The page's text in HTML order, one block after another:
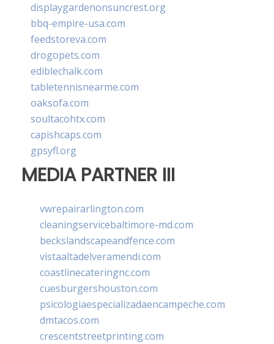
displaygardenonsuncrest.org
bbq-empire-usa.com
feedstoreva.com
drogopets.com
ediblechalk.com
tabletennisnearme.com
oaksofa.com
soultacohtx.com
capishcaps.com
gpsyfl.org
MEDIA PARTNER III
vwrepairarlington.com
cleaningservicebaltimore-md.com
beckslandscapeandfence.com
vistaaltadelveramendi.com
coastlinecateringnc.com
cuesburgershouston.com
psicologiaespecializadaencampeche.com
dmtacos.com
crescentstreetprinting.com